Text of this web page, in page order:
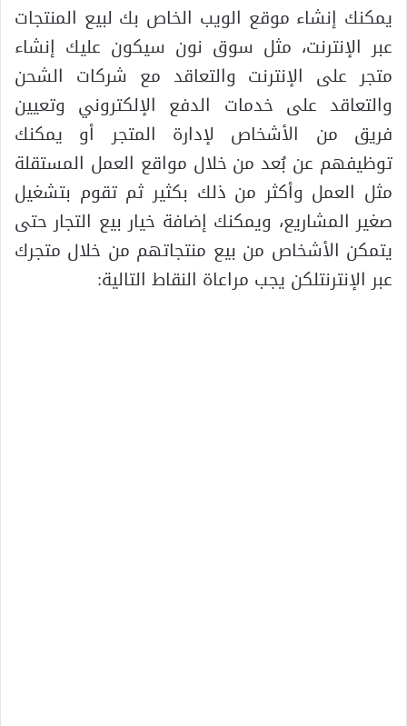
يمكنك إنشاء موقع الويب الخاص بك لبيع المنتجات
عبر الإنترنت، مثل سوق نون سيكون عليك إنشاء
متجر على الإنترنت والتعاقد مع شركات الشحن
والتعاقد على خدمات الدفع الإلكتروني وتعيين
فريق من الأشخاص لإدارة المتجر أو يمكنك
توظيفهم عن بُعد من خلال مواقع العمل المستقلة
مثل العمل وأكثر من ذلك بكثير ثم تقوم بتشغيل
صغير المشاريع، ويمكنك إضافة خيار بيع التجار حتى
يتمكن الأشخاص من بيع منتجاتهم من خلال متجرك
عبر الإنترنتلكن يجب مراعاة النقاط التالية: